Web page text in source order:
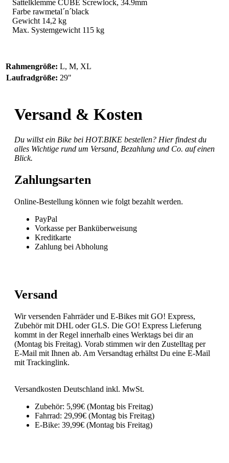
Sattelklemme CUBE Screwlock, 34.9mm
Farbe rawmetal´n´black
Gewicht 14,2 kg
Max. Systemgewicht 115 kg
Rahmengröße: L, M, XL
Laufradgröße: 29"
Versand & Kosten
Du willst ein Bike bei HOT.BIKE bestellen? Hier findest du
alles Wichtige rund um Versand, Bezahlung und Co. auf einen
Blick.
Zahlungsarten
Online-Bestellung können wie folgt bezahlt werden.
PayPal
Vorkasse per Banküberweisung
Kreditkarte
Zahlung bei Abholung
Versand
Wir versenden Fahrräder und E-Bikes mit GO! Express,
Zubehör mit DHL oder GLS. Die GO! Express Lieferung
kommt in der Regel innerhalb eines Werktags bei dir an
(Montag bis Freitag). Vorab stimmen wir den Zustelltag per
E-Mail mit Ihnen ab. Am Versandtag erhältst Du eine E-Mail
mit Trackinglink.
Versandkosten Deutschland inkl. MwSt.
Zubehör: 5,99€ (Montag bis Freitag)
Fahrrad: 29,99€ (Montag bis Freitag)
E-Bike: 39,99€ (Montag bis Freitag)